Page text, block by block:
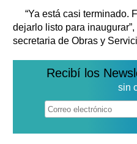
“Ya está casi terminado.
dejarlo listo para
secretaria de Obras y
Recibí los
sin